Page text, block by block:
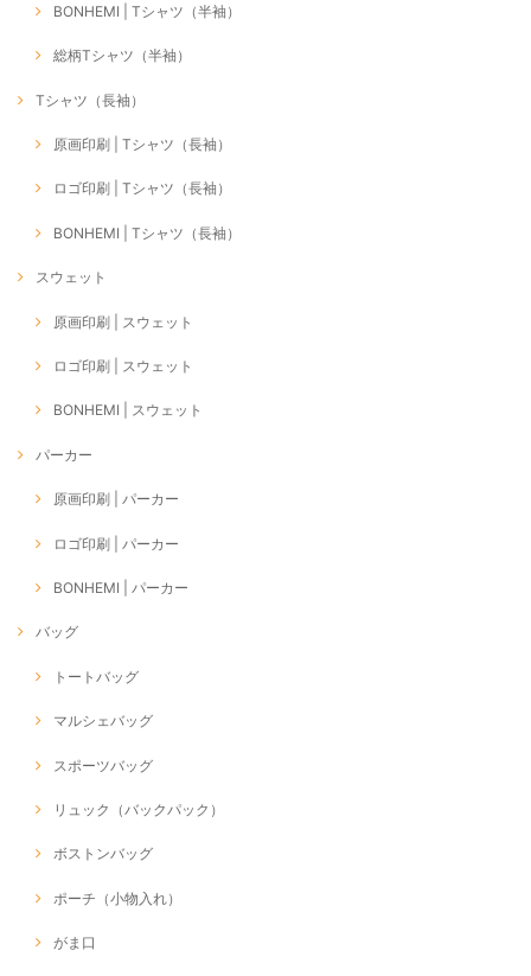
BONHEMI | Tシャツ（半袖）
総柄Tシャツ（半袖）
Tシャツ（長袖）
原画印刷 | Tシャツ（長袖）
ロゴ印刷 | Tシャツ（長袖）
BONHEMI | Tシャツ（長袖）
スウェット
原画印刷 | スウェット
ロゴ印刷 | スウェット
BONHEMI | スウェット
パーカー
原画印刷 | パーカー
ロゴ印刷 | パーカー
BONHEMI | パーカー
バッグ
トートバッグ
マルシェバッグ
スポーツバッグ
リュック（バックパック）
ボストンバッグ
ポーチ（小物入れ）
がま口